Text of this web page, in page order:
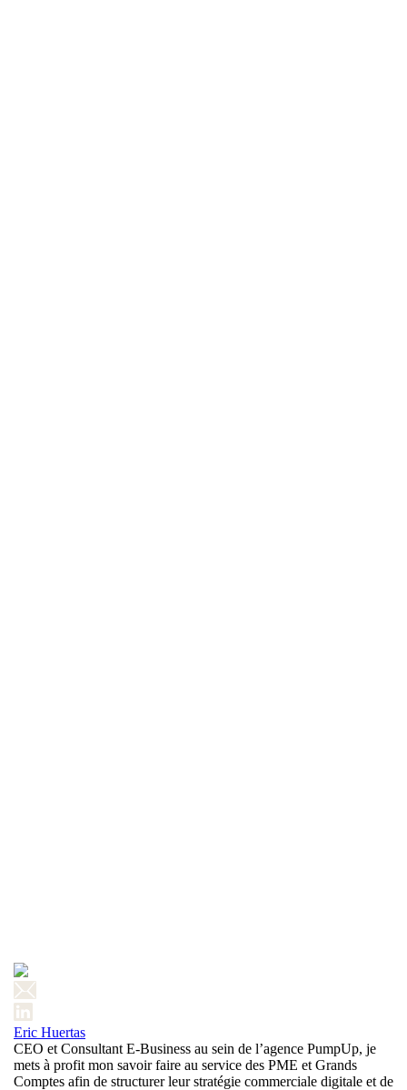
Eric Huertas
CEO et Consultant E-Business au sein de l’agence PumpUp, je
mets à profit mon savoir faire au service des PME et Grands
Comptes afin de structurer leur stratégie commerciale digitale et de